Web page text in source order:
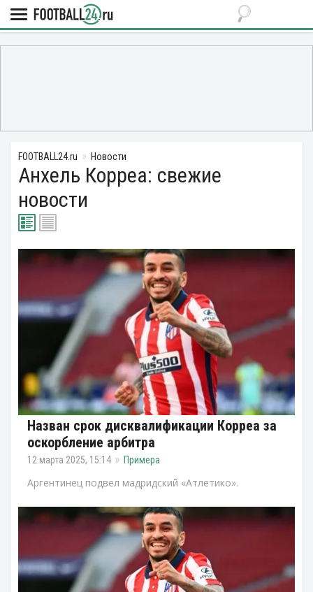
FOOTBALL24.ru Новости
Анхель Корреа: свежие
новости
Назван срок дисквалификации Корреа за
оскорбление арбитра
12 марта 2025, 15:14 Примера
Аргентинец подвел мадридский «Атлетико».